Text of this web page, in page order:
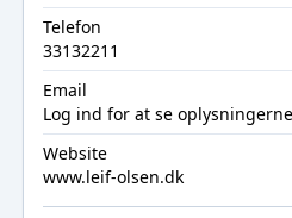
Telefon
33132211
Email
Log ind for at se
Website
www.leif-olsen.dk